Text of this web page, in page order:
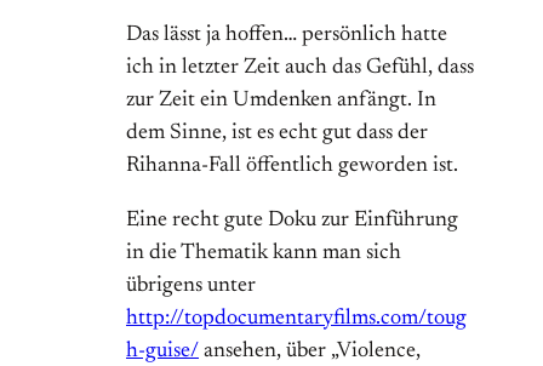
Das lässt ja hoffen… persönlich hatte
ich in letzter Zeit auch das Gefühl, dass
zur Zeit ein Umdenken anfängt. In
dem Sinne, ist es echt gut dass der
Rihanna-Fall öffentlich geworden ist.
Eine recht gute Doku zur Einführung
in die Thematik kann man sich
übrigens unter
http://topdocumentaryfilms.com/toug
h-guise/ ansehen, über „Violence,